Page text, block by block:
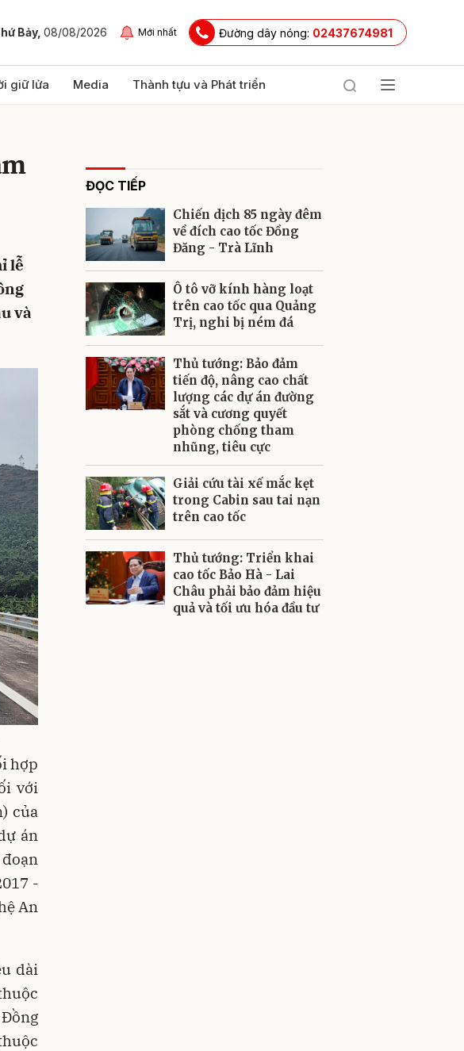
Bảy, 08/08/2026 Mới nhất Đường dây nóng: 02437674981
giữ lửa Media Thành tựu và Phát triển
lễ
và
hợp
với
của
án
-
An
dài
ĐỌC TIẾP
Chiến dịch 85 ngày đêm
về đích cao tốc Đồng
Đăng - Trà Lĩnh
Ô tô vỡ kính hàng loạt
trên cao tốc qua Quảng
Trị, nghi bị ném đá
Thủ tướng: Bảo đảm
tiến độ, nâng cao chất
lượng các dự án đường
sắt và cương quyết
phòng chống tham
nhũng, tiêu cực
Giải cứu tài xế mắc kẹt
trong Cabin sau tai nạn
trên cao tốc
Thủ tướng: Triển khai
cao tốc Bảo Hà - Lai
Châu phải bảo đảm hiệu
quả và tối ưu hóa đầu tư
Gửi